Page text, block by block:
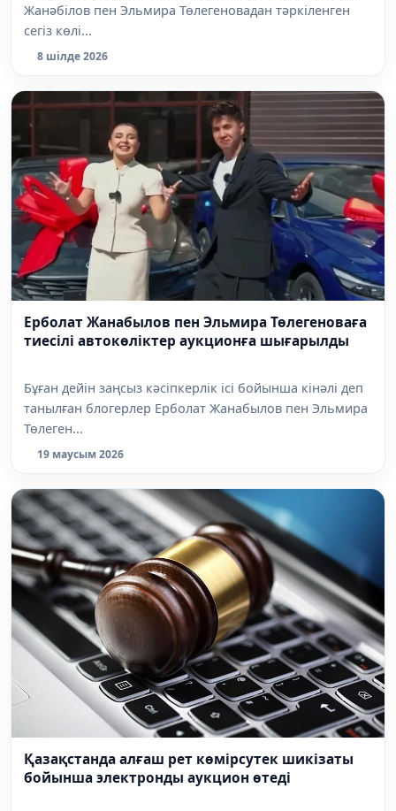
Жанәбілов пен Эльмира Төлегеновадан тәркіленген
сегіз көлі...
8 шілде 2026
Ерболат Жанабылов пен Эльмира Төлегеноваға
тиесілі автокөліктер аукционға шығарылды
Бұған дейін заңсыз кәсіпкерлік ісі бойынша кінәлі деп
танылған блогерлер Ерболат Жанабылов пен Эльмира
Төлеген...
19 маусым 2026
Қазақстанда алғаш рет көмірсутек шикізаты
бойынша электронды аукцион өтеді